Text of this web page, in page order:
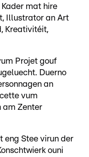
mat hire
Illustrator an Art
Kreativitéit,
Projet gouf
Duerno
an
vum
am Zenter
eng Stee virun der
ouni